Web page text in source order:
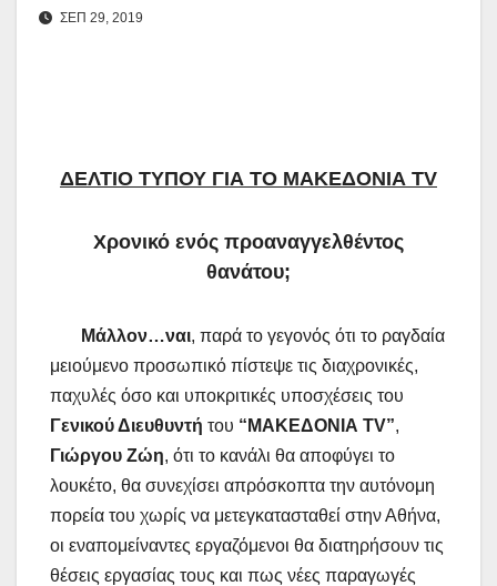
ΣΕΠ 29, 2019
ΔΕΛΤΙΟ ΤΥΠΟΥ ΓΙΑ ΤΟ ΜΑΚΕΔΟΝΙΑ TV
Χρονικό ενός προαναγγελθέντος
θανάτου;
Μάλλον…ναι, παρά το γεγονός ότι το ραγδαία
μειούμενο προσωπικό πίστεψε τις διαχρονικές,
παχυλές όσο και υποκριτικές υποσχέσεις του
Γενικού Διευθυντή του “ΜΑΚΕΔΟΝΙΑ TV”,
Γιώργου Ζώη, ότι το κανάλι θα αποφύγει το
λουκέτο, θα συνεχίσει απρόσκοπτα την αυτόνομη
πορεία του χωρίς να μετεγκατασταθεί στην Αθήνα,
οι εναπομείναντες εργαζόμενοι θα διατηρήσουν τις
θέσεις εργασίας τους και πως νέες παραγωγές